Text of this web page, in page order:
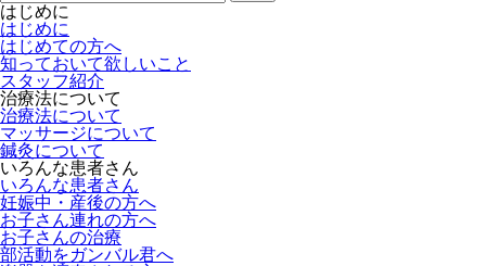
はじめに
はじめに
はじめての方へ
知っておいて欲しいこと
スタッフ紹介
治療法について
治療法について
マッサージについて
鍼灸について
いろんな患者さん
いろんな患者さん
妊娠中・産後の方へ
お子さん連れの方へ
お子さんの治療
部活動をガンバル君へ